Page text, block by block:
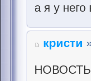
а я у него
кристи